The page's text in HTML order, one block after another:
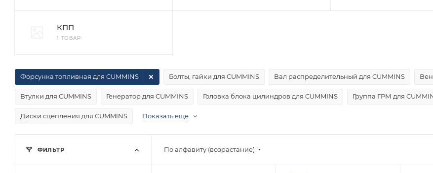
КПП
1 ТОВАР
Болты, гайки для CUMMINS Вал распределительный для CUMMINS
Втулки для CUMMINS Генератор для CUMMINS Головка блока цилиндров для CUMMINS Группа ГРМ для
Диски сцепления для CUMMINS
Форсунка топливная для CUMMINS
Показать еще
По алфавиту (возрастание)
ФИЛЬТР